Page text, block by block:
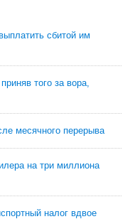
сбитой им
того за вора,
месячного перерыва
на три миллиона
налог вдвое